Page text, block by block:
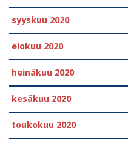
syyskuu 2020
elokuu 2020
heinäkuu 2020
kesäkuu 2020
toukokuu 2020